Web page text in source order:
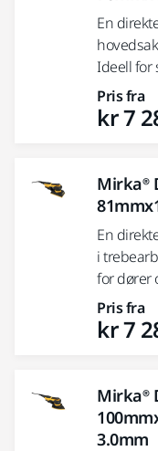
En
Ideell for
Pris fra
kr 7
Mirka®
En
i
for dører
Pris fra
kr 7
Mirka®
3.0mm